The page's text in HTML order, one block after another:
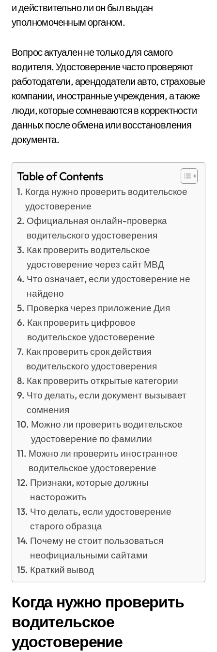
и действительно ли он был выдан
уполномоченным органом.
Вопрос актуален не только для самого
водителя. Удостоверение часто проверяют
работодатели, арендодатели авто, страховые
компании, иностранные учреждения, а также
люди, которые сомневаются в корректности
данных после обмена или восстановления
документа.
Table of Contents
Когда нужно проверить водительское
удостоверение
Официальная онлайн-проверка
водительского удостоверения
Как проверить водительское
удостоверение через сайт МВД
Что означает, если удостоверение не
найдено
Проверка через приложение Дия
Как проверить цифровое
водительское удостоверение
Как проверить срок действия
водительского удостоверения
Как проверить открытые категории
Что делать, если документ вызывает
сомнения
Можно ли проверить водительское
удостоверение по фамилии
Можно ли проверить иностранное
водительское удостоверение
Признаки, которые должны
насторожить
Что делать, если удостоверение
старого образца
Почему не стоит пользоваться
неофициальными сайтами
Краткий вывод
Когда нужно проверить
водительское
удостоверение